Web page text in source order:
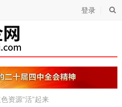
登录
资源“活”起来